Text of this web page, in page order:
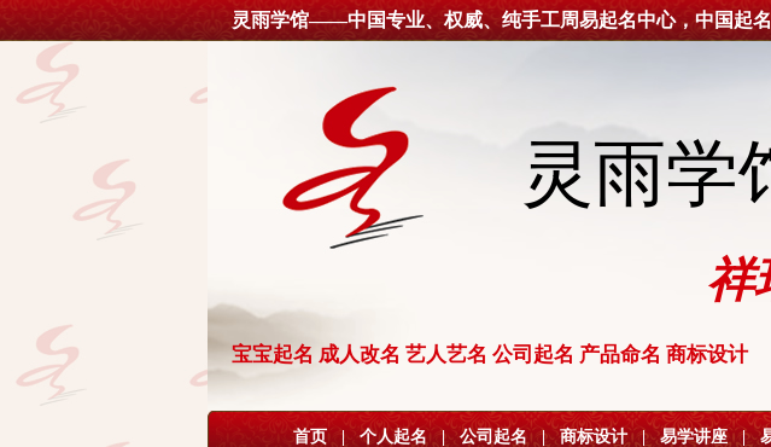
灵雨学馆——中国专业、权威、纯手工周易起名中心，中国起名
灵雨学
祥
宝宝起名 成人改名 艺人艺名 公司起名 产品命名 商标设计
首页 | 个人起名 | 公司起名 | 商标设计 | 易学讲座 |